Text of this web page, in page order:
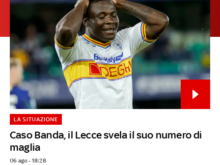
Caso Banda, il Lecce svela il suo numero di
maglia
LA SITUAZIONE
06 ago - 18:28